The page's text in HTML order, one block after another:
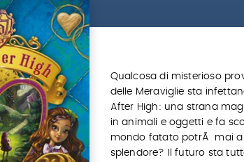
Qualcosa di misterioso
delle Meraviglie sta
After High: una strana
in animali e oggetti e fa
mondo fatato potrÃ mai a
splendore? Il futuro sta